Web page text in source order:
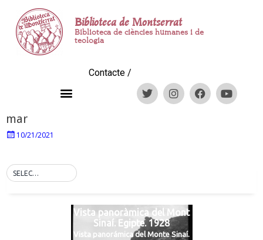
Biblioteca de Montserrat
Biblioteca de ciències humanes i de
teologia
Contacte /
mar
10/21/2021
SELECT TAG
Vista panoràmica del Mont
Sinaí. Egipte. 1928
Vista panorámica del Monte Sinaí.